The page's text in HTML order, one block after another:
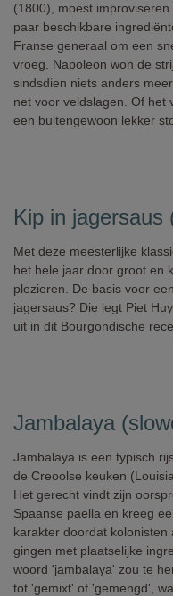
(1800), moest improviseren
paar beschikbare
Franse generaal om een
vroeg. Napoleon won de
sindsdien niets anders
net voor veldslagen. Of het
een buitengewoon lekker
Kip in jagersaus
Met deze meesterlijke
het hele jaar door groot en
plezieren. De basis voor
jagersaus? Die legt Piet
uit in dit Bourgondische
Jambalaya
Jambalaya is een typisch
de Creoolse keuken
Het gerecht vindt zijn
Spaanse paella en kreeg
karakter doordat kolonisten
gingen met plaatselijke
woord 'jambalaya' zou te
tot 'gemixt' of 'gemengd',